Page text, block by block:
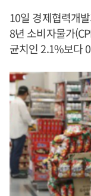
10일 경제협력개
8년 소비자물가
균치인 2.1%보다